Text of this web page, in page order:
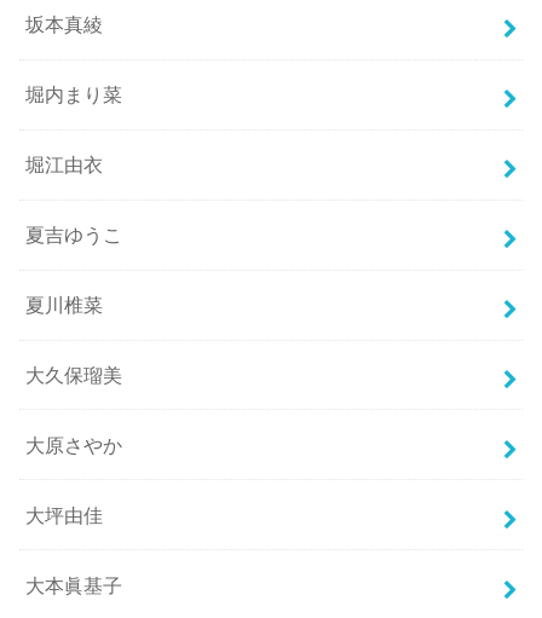
坂本真綾
堀内まり菜
堀江由衣
夏吉ゆうこ
夏川椎菜
大久保瑠美
大原さやか
大坪由佳
大本眞基子